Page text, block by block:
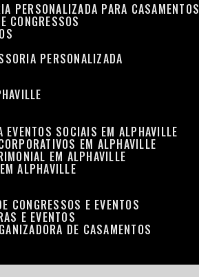
PERSONALIZADA PARA CASAMENTOS
CONGRESSOS
PERSONALIZADA
EVENTOS SOCIAIS EM ALPHAVILLE
EM ALPHAVILLE
EM ALPHAVILLE
ALPHAVILLE
CONGRESSOS E EVENTOS
E EVENTOS
DE CASAMENTOS